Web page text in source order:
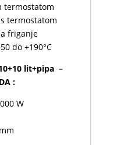
termostatom
termostatom
friganje
do +190°C
lit+pipa –
:
W